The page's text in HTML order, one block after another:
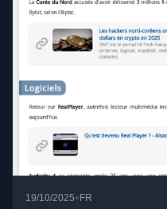
19/10/2025• FR